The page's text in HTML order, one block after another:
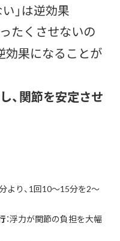
」は逆効果
たくさせないの
効果になることが
、関節を安定させ
より、1回10〜15分を2〜
：浮力が関節の負担を大幅